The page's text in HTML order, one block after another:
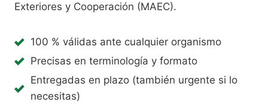
Exteriores y Cooperación (MAEC).
100 % válidas ante cualquier organismo
Precisas en terminología y formato
Entregadas en plazo (también urgente si lo
necesitas)